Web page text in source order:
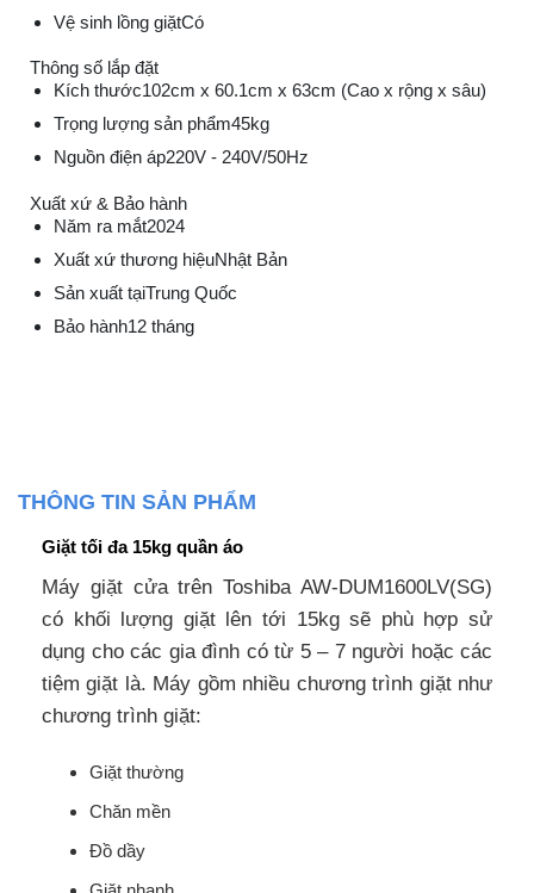
Vệ sinh lồng giặtCó
Thông số lắp đặt
Kích thước102cm x 60.1cm x 63cm (Cao x rộng x sâu)
Trọng lượng sản phẩm45kg
Nguồn điện áp220V - 240V/50Hz
Xuất xứ & Bảo hành
Năm ra mắt2024
Xuất xứ thương hiệuNhật Bản
Sản xuất tạiTrung Quốc
Bảo hành12 tháng
THÔNG TIN SẢN PHẨM
Giặt tối đa 15kg quần áo
Máy giặt cửa trên Toshiba AW-DUM1600LV(SG)
có khối lượng giặt lên tới 15kg sẽ phù hợp sử
dụng cho các gia đình có từ 5 – 7 người hoặc các
tiệm giặt là. Máy gồm nhiều chương trình giặt như
chương trình giặt:
Giặt thường
Chăn mền
Đồ dầy